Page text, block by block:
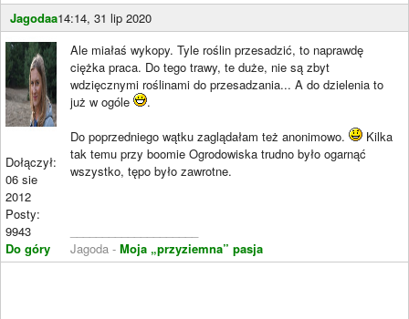
Jagodaa14:14, 31 lip 2020
Dołączył:
06 sie
2012
Posty:
9943
Do góry
Ale miałaś wykopy. Tyle roślin przesadzić, to naprawdę
ciężka praca. Do tego trawy, te duże, nie są zbyt
wdzięcznymi roślinami do przesadzania... A do dzielenia to
już w ogóle
.
Do poprzedniego wątku zaglądałam też anonimowo.
Kilka
tak temu przy boomie Ogrodowiska trudno było ogarnąć
wszystko, tępo było zawrotne.
Jagoda - Moja „przyziemna” pasja